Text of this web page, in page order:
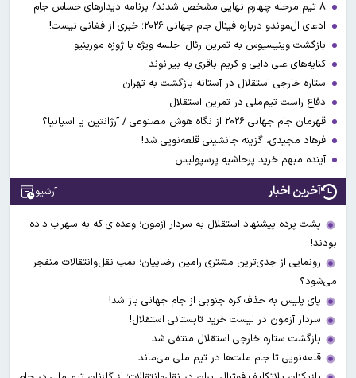
ادعای ال‌‍موندو درباره فینال جام جهانی ۲۰۲۶؛ خبری از فغانی نیست!
بازگشت وینیسیوس به تمرین رئال؛ جلسه ویژه با ژوزه مورینیو
کنایه‌های علی دایی و کریم باقری به بیرانوند
ستاره خارجی استقلال در آستانه بازگشت به تهران
دفاع راست تیم‌ملی در تمرین استقلال
قهرمان جام جهانی ۲۰۲۶ از نگاه هوش مصنوعی / آرژانتین یا اسپانیا؟
فرهاد مجیدی، گزینه جانشینی قلعه‌نویی شد!
آینده مبهم خرید پرحاشیه پرسپولیس
آخرین اخبار آرشیو
پشت پرده پیشنهاد استقلال به سردار آزمون؛ وعده‌ای که به سهراب داده
بودند!
رونمایی از جدی‌ترین مشتری رامین رضاییان؛ بمب نقل‌وانتقالات منفجر
می‌شود؟
پای پلیس به حذف کره جنوبی از جام جهانی باز شد!
سردار آزمون در لیست خرید تابستانی استقلال!
بازگشت ستاره خارجی استقلال منتفی شد
قلعه‌نویی تا جام ملت‌ها در تیم ملی می‌ماند